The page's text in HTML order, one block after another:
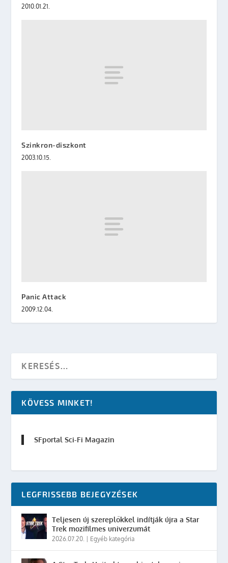
2010.01.21.
Szinkron-diszkont
2003.10.15.
Panic Attack
2009.12.04.
KÖVESS MINKET!
SFportal Sci-Fi Magazin
LEGFRISSEBB BEJEGYZÉSEK
Teljesen új szereplőkkel indítják újra a Star
Trek mozifilmes univerzumát
2026.07.20. Egyéb kategória